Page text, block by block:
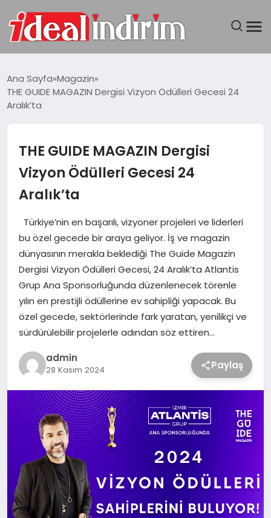
BILGISAYAR
TEKNOLOJI
YAŞAM
Ana Sayfa Magazin
THE GUIDE MAGAZIN Dergisi Vizyon Ödülleri Gecesi 24
Aralık’ta
THE GUIDE MAGAZIN Dergisi
Vizyon Ödülleri Gecesi 24
Aralık’ta
Türkiye’nin en başarılı, vizyoner projeleri ve liderleri
bu özel gecede bir araya geliyor. İş ve magazin
dünyasının merakla beklediği The Guide Magazin
Dergisi Vizyon Ödülleri Gecesi, 24 Aralık’ta Atlantis
Grup Ana Sponsorluğunda düzenlenecek törenle
yılın en prestijli ödüllerine ev sahipliği yapacak. Bu
özel gecede, sektörlerinde fark yaratan, yenilikçi ve
sürdürülebilir projelerle adından söz ettiren…
admin
28 Kasım 2024 Paylaş